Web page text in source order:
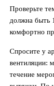
Проверьте
должна быть
комфортно
Спросите у
вентиляции:
течение